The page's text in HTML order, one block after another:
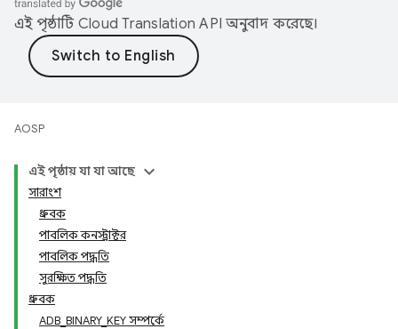
এই পৃষ্ঠাটি Cloud Translation API অনুবাদ করেছে।
AOSP
এই পৃষ্ঠায় যা যা আছে
সারাংশ
ধ্রুবক
পাবলিক কনস্ট্রাক্টর
পাবলিক পদ্ধতি
সুরক্ষিত পদ্ধতি
ধ্রুবক
ADB_BINARY_KEY সম্পর্কে